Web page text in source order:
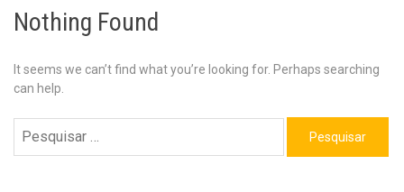
Nothing Found
It seems we can’t find what you’re looking for. Perhaps searching
can help.
por: